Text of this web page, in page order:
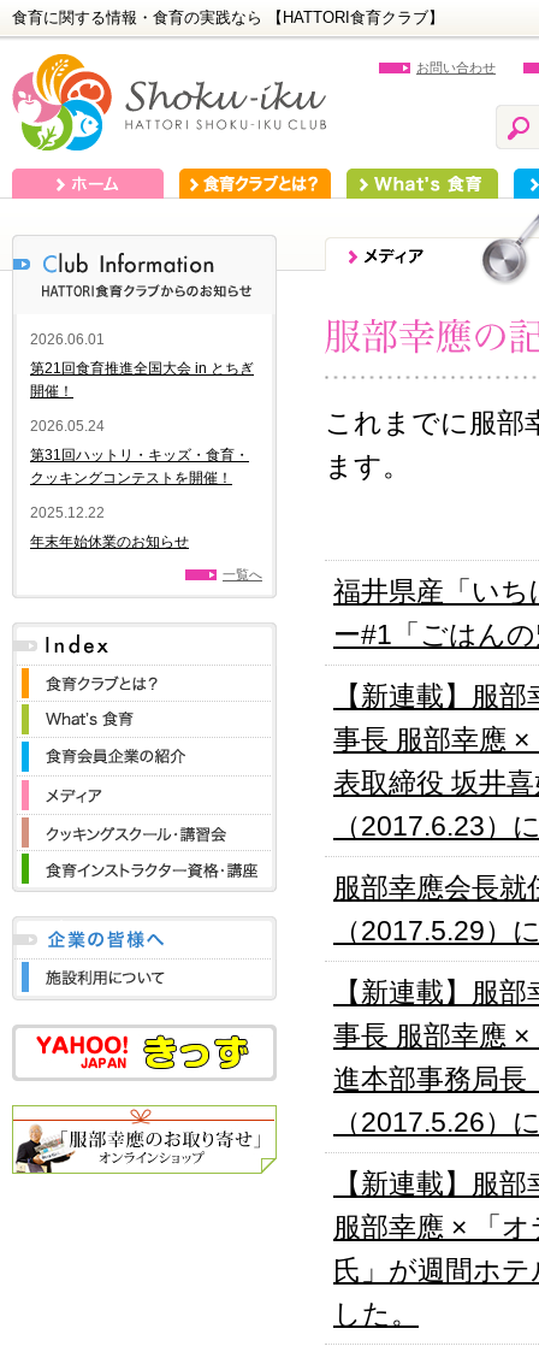
食育に関する情報・食育の実践なら 【HATTORI食育クラブ】
お問い合わせ
これまでに服部
ます。
福井県産「い
ー#1「ごはん
【新連載】服
事長 服部幸應
表取締役 坂井
（2017.6.23）
服部幸應会長
（2017.5.29）
【新連載】服
事長 服部幸應
進本部事務局
（2017.5.26）
【新連載】服
服部幸應 × 「
氏」が週間ホ
した。
2026.06.01
第21回食育推進全国大会 in とちぎ
開催！
2026.05.24
第31回ハットリ・キッズ・食育・
クッキングコンテストを開催！
2025.12.22
年末年始休業のお知らせ
一覧へ